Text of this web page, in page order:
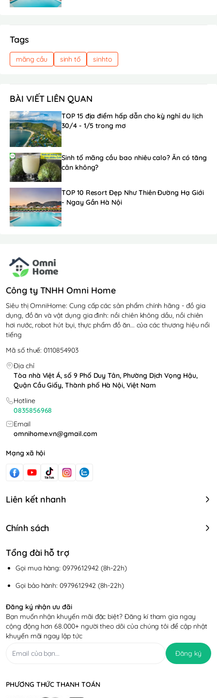
Tags
mãng cầu sinh tố sinhto
BÀI VIẾT LIÊN QUAN
TOP 15 địa điểm hấp dẫn cho kỳ nghỉ du lịch
30/4 - 1/5 trong mơ
Sinh tố mãng cầu bao nhiêu calo? Ăn có tăng
cân không?
TOP 10 Resort Đẹp Như Thiên Đường Hạ Giới
- Ngay Gần Hà Nội
Công ty TNHH Omni Home
Siêu thị OmniHome: Cung cấp các sản phẩm chính hãng - đồ gia
dụng, đồ ăn và vật dụng gia đình: nồi chiên không dầu, nồi chiên
hơi nước, robot hút bụi, thực phẩm đồ ăn... của các thương hiệu nổi
tiếng
Mã số thuế: 0110854903
Địa chỉ
Tòa nhà Việt Á, số 9 Phố Duy Tân, Phường Dịch Vọng Hậu,
Quận Cầu Giấy, Thành phố Hà Nội, Việt Nam
Hotline
0835856968
Email
omnihome.vn@gmail.com
Mạng xã hội
Liên kết nhanh
Chính sách
Tổng đài hỗ trợ
Gọi mua hàng: 0979612942 (8h-22h)
Gọi bảo hành: 0979612942 (8h-22h)
Đăng ký nhận ưu đãi
Bạn muốn nhận khuyến mãi đặc biệt? Đăng kí tham gia ngay
cộng động hơn 68.000+ người theo dõi của chúng tôi để cập nhật
khuyến mãi ngay lập tức
Đăng ký
PHƯƠNG THỨC THANH TOÁN